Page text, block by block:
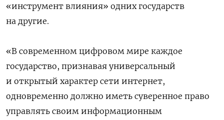
«инструмент влияния» одних государств
на другие.
«В современном цифровом мире каждое
государство, признавая универсальный
и открытый характер сети интернет,
одновременно должно иметь суверенное право
управлять своим информационным